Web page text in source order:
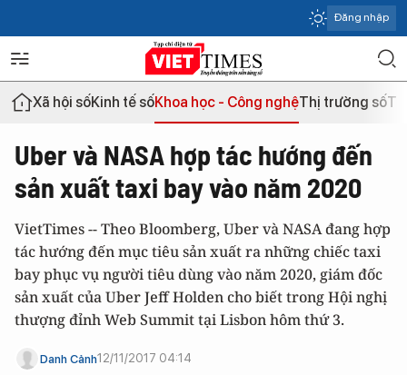
Đăng nhập
Xã hội sốKinh tế sốKhoa học - Công nghệThị trường số
Uber và NASA hợp tác hướng đến
sản xuất taxi bay vào năm 2020
VietTimes -- Theo Bloomberg, Uber và NASA đang hợp
tác hướng đến mục tiêu sản xuất ra những chiếc taxi
bay phục vụ người tiêu dùng vào năm 2020, giám đốc
sản xuất của Uber Jeff Holden cho biết trong Hội nghị
thượng đỉnh Web Summit tại Lisbon hôm thứ 3.
Danh Cảnh12/11/2017 04:14